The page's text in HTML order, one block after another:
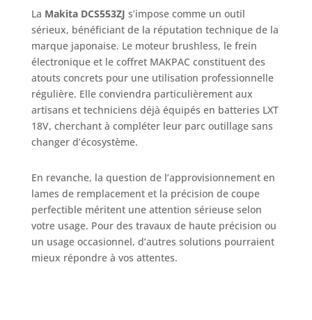
La Makita DCS553ZJ s’impose comme un outil
sérieux, bénéficiant de la réputation technique de la
marque japonaise. Le moteur brushless, le frein
électronique et le coffret MAKPAC constituent des
atouts concrets pour une utilisation professionnelle
régulière. Elle conviendra particulièrement aux
artisans et techniciens déjà équipés en batteries LXT
18V, cherchant à compléter leur parc outillage sans
changer d’écosystème.
En revanche, la question de l’approvisionnement en
lames de remplacement et la précision de coupe
perfectible méritent une attention sérieuse selon
votre usage. Pour des travaux de haute précision ou
un usage occasionnel, d’autres solutions pourraient
mieux répondre à vos attentes.